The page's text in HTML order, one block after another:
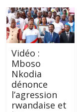
Vidéo :
Mboso
Nkodia
dénonce
l’agression
rwandaise et